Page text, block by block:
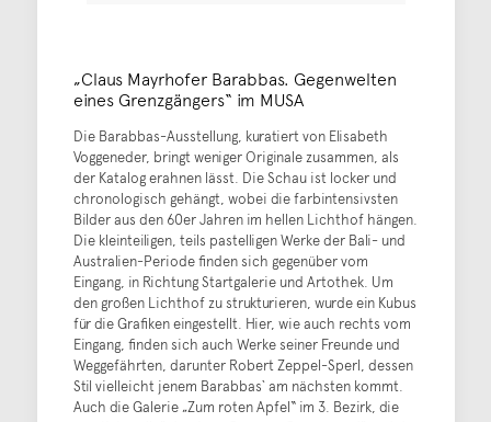
„Claus Mayrhofer Barabbas. Gegenwelten
eines Grenzgängers“ im MUSA
Die Barabbas-Ausstellung, kuratiert von Elisabeth
Voggeneder, bringt weniger Originale zusammen, als
der Katalog erahnen lässt. Die Schau ist locker und
chronologisch gehängt, wobei die farbintensivsten
Bilder aus den 60er Jahren im hellen Lichthof hängen.
Die kleinteiligen, teils pastelligen Werke der Bali- und
Australien-Periode finden sich gegenüber vom
Eingang, in Richtung Startgalerie und Artothek. Um
den großen Lichthof zu strukturieren, wurde ein Kubus
für die Grafiken eingestellt. Hier, wie auch rechts vom
Eingang, finden sich auch Werke seiner Freunde und
Weggefährten, darunter Robert Zeppel-Sperl, dessen
Stil vielleicht jenem Barabbas` am nächsten kommt.
Auch die Galerie „Zum roten Apfel“ im 3. Bezirk, die